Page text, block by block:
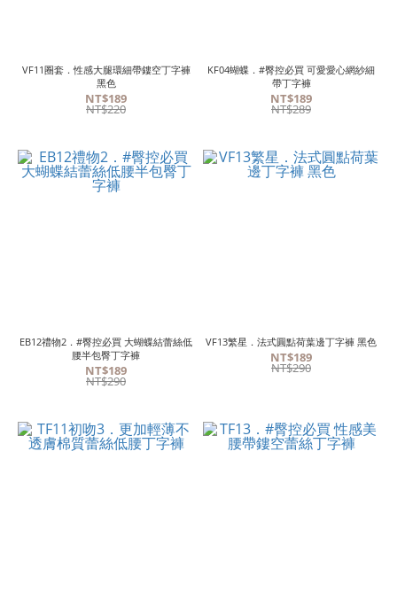
VF11圈套．性感大腿環細帶鏤空丁字褲
黑色
NT$189
NT$220
KF04蝴蝶．#臀控必買 可愛愛心網紗細
帶丁字褲
NT$189
NT$289
EB12禮物2．#臀控必買 大蝴蝶結蕾絲低
腰半包臀丁字褲
NT$189
NT$290
VF13繁星．法式圓點荷葉邊丁字褲 黑色
NT$189
NT$290